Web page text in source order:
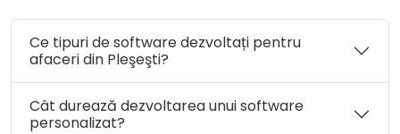
Ce tipuri de software dezvoltați pentru
afaceri din Pleşeşti?
Cât durează dezvoltarea unui software
personalizat?